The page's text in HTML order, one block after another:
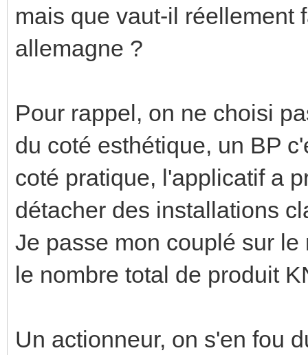
mais que vaut-il réellement
allemagne ?
Pour rappel, on ne choisi
du coté esthétique, un BP
coté pratique, l'applicatif a
détacher des installations
Je passe mon couplé sur
le nombre total de produit
Un actionneur, on s'en fou